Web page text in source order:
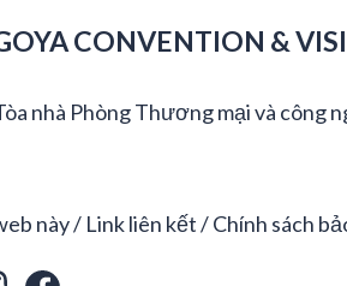
CONVENTION &
nhà Phòng Thương mại và công
này Link liên kết Chính sách